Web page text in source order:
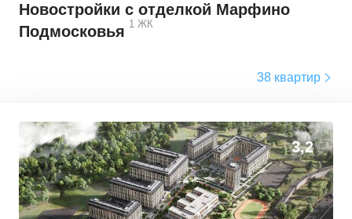
Новостройки с отделкой Марфино
Подмосковья 1 ЖК
38 квартир
3,2